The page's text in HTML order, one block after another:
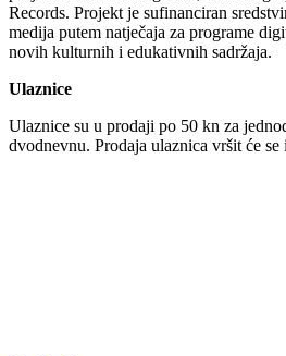
Records. Projekt je sufinanciran
medija putem natječaja za programe
novih kulturnih i edukativnih sadržaja.
Ulaznice
Ulaznice su u prodaji po 50 kn za
dvodnevnu. Prodaja ulaznica vršit će